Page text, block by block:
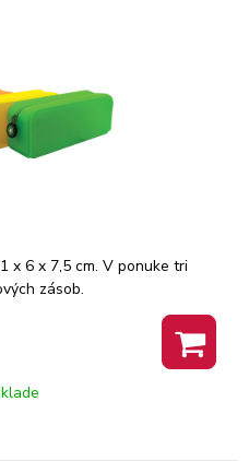
x 6 x 7,5 cm. V ponuke tri
zásob.